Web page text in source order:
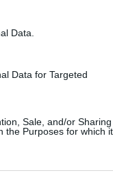
Data.
Data for Targeted
Sale, and/or Sharing
the Purposes for which it
ERŐS AZ